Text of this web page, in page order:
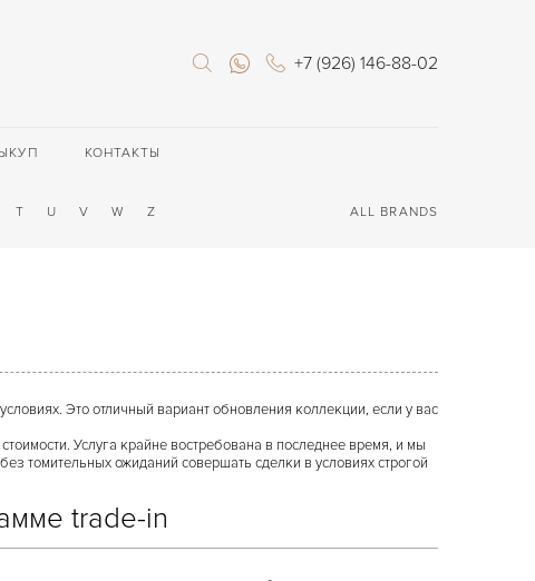
+7 (926) 146-88-02
КОНТАКТЫ
T U V W Z ALL BRANDS
Это отличный вариант обновления коллекции, если у вас
Услуга крайне востребована в последнее время, и мы
томительных ожиданий совершать сделки в условиях строгой
trade-in